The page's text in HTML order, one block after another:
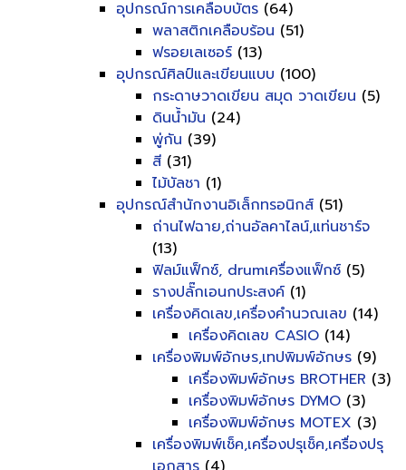
อุปกรณ์การเคลือบบัตร (64)
พลาสติกเคลือบร้อน (51)
ฟรอยเลเซอร์ (13)
อุปกรณ์ศิลป์และเขียนแบบ (100)
กระดาษวาดเขียน สมุด วาดเขียน (5)
ดินน้ำมัน (24)
พู่กัน (39)
สี (31)
ไม้บัลชา (1)
อุปกรณ์สำนักงานอิเล็กทรอนิกส์ (51)
ถ่านไฟฉาย,ถ่านอัลคาไลน์,แท่นชาร์จ
(13)
ฟิลม์แฟ็กซ์, drumเครื่องแฟ็กซ์ (5)
รางปลั๊กเอนกประสงค์ (1)
เครื่องคิดเลข,เครื่องคำนวณเลข (14)
เครื่องคิดเลข CASIO (14)
เครื่องพิมพ์อักษร,เทปพิมพ์อักษร (9)
เครื่องพิมพ์อักษร BROTHER (3)
เครื่องพิมพ์อักษร DYMO (3)
เครื่องพิมพ์อักษร MOTEX (3)
เครื่องพิมพ์เช็ค,เครื่องปรุเช็ค,เครื่องปรุ